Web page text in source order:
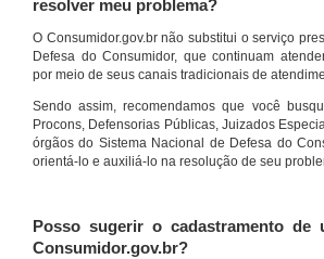
resolver meu problema?
O Consumidor.gov.br não substitui o serviço
Defesa do Consumidor, que continuam
por meio de seus canais tradicionais de
Sendo assim, recomendamos que você
Procons, Defensorias Públicas, Juizados
órgãos do Sistema Nacional de Defesa do
orientá-lo e auxiliá-lo na resolução de seu
Posso sugerir o cadastramento de
Consumidor.gov.br?